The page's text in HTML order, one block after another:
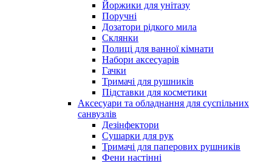
Йоржики для унітазу
Поручні
Дозатори рідкого мила
Склянки
Полиці для ванної кімнати
Набори аксесуарів
Гачки
Тримачі для рушників
Підставки для косметики
Аксесуари та обладнання для суспільних
санвузлів
Дезінфектори
Сушарки для рук
Тримачі для паперових рушників
Фени настінні